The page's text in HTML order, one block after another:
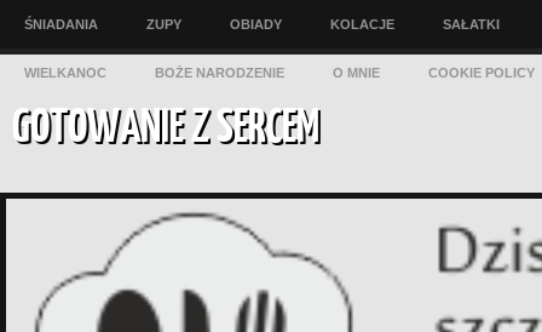
ŚNIADANIA ZUPY OBIADY KOLACJE SAŁATKI
WIELKANOC BOŻE NARODZENIE O MNIE COOKIE POLICY
GOTOWANIE Z SERCEM